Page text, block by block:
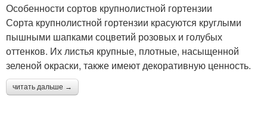
Особенности сортов крупнолистной гортензии
Сорта крупнолистной гортензии красуются круглыми
пышными шапками соцветий розовых и голубых
оттенков. Их листья крупные, плотные, насыщенной
зеленой окраски, также имеют декоративную ценность.
читать дальше →